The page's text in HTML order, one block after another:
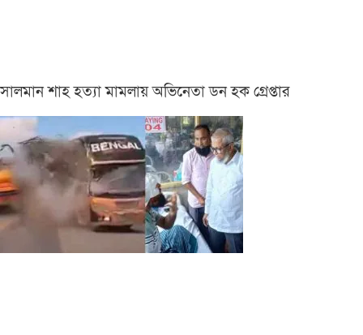
সালমান শাহ হত্যা মামলায় অভিনেতা ডন হক গ্রেপ্তার